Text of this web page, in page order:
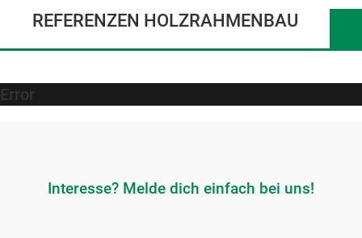
REFERENZEN HOLZRAHMENBAU
Error
Interesse? Melde dich einfach bei uns!